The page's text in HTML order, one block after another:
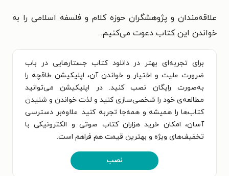
علاقه‌مندان و پژوهشگران حوزه کلام و فلسفه اسلامی را به
خواندن این کتاب دعوت می‌کنیم.
برای تجربه‌ای بهتر در دانلود کتاب جستارهایی در باب
ضرورت علیت و اختیار و خواندن آن، اپلیکیشن طاقچه را
به‌صورت رایگان نصب کنید. در اپلیکیشن می‌توانید
مطالعه‌ی خود را شخصی‌سازی کنید و لذت خواندن و شنیدن
کتاب‌ها را همیشه و همه‌جا تجربه کنید. علاوه‌بر دسترسی
آسان، امکان خرید هزاران کتاب صوتی و الکترونیکی با
تخفیف‌های ویژه و بهترین قیمت هم فراهم است.
نصب